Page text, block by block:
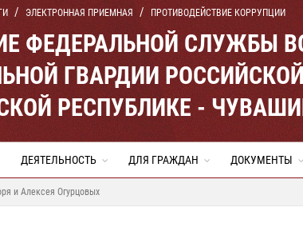
ЭЛЕКТРОННАЯ ПРИЕМНАЯ ПРОТИВОДЕЙСТВИЕ КОРРУПЦИИ
ФЕДЕРАЛЬНОЙ СЛУЖБЫ
ГВАРДИИ
РЕСПУБЛИКЕ -
ДЕЯТЕЛЬНОСТЬ ДЛЯ ГРАЖДАН ДОКУМЕНТЫ
и Алексея Огурцовых